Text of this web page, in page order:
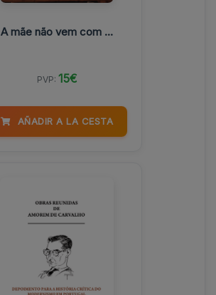
A mãe não vem com ...
PVP: 15€
AÑADIR A LA CESTA